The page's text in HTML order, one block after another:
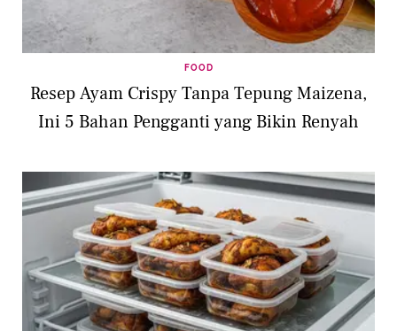
FOOD
Resep Ayam Crispy Tanpa Tepung Maizena,
Ini 5 Bahan Pengganti yang Bikin Renyah